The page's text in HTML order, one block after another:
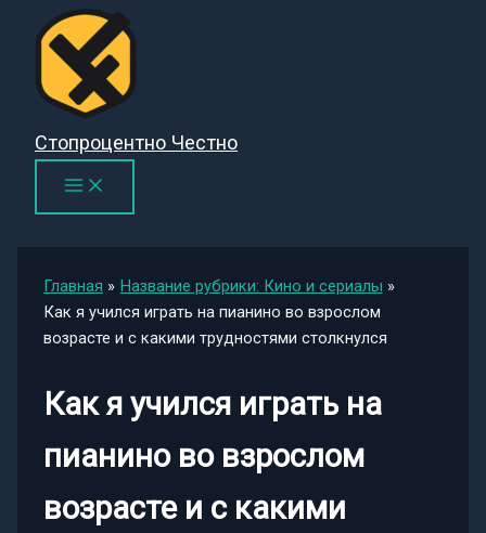
Перейти
содержимому
Стопроцентно Честно
Главная
Название рубрики: Кино и сериалы
Как я учился играть на пианино во взрослом
возрасте и с какими трудностями столкнулся
Как я учился играть на
пианино во взрослом
возрасте и с какими